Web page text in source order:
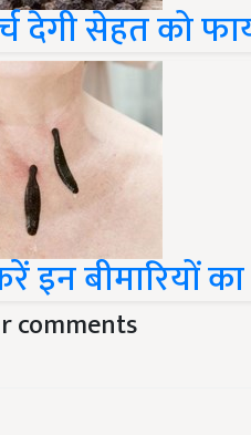
देगी सेहत को
इन बीमारियों
comments